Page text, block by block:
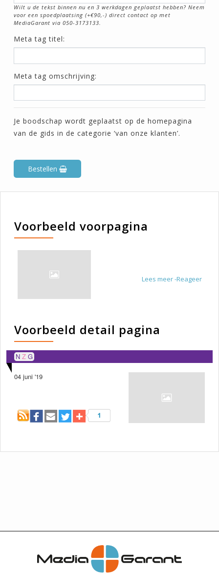
Wilt u de tekst binnen nu en 3 werkdagen geplaatst hebben? Neem
voor een spoedplaatsing (+€90,-) direct contact op met
MediaGarant via 050-3173133.
Meta tag titel:
Meta tag omschrijving:
Je boodschap wordt geplaatst op de homepagina
van de gids in de categorie ‘van onze klanten’.
Bestellen
Voorbeeld voorpagina
Lees meer -Reageer
Voorbeeld detail pagina
N G
04 juni '19